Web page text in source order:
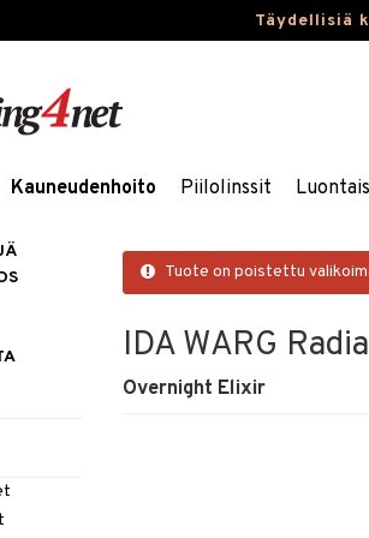
Täydellisiä
Kauneudenhoito Piilolinssit
Tuote on poistettu
IDA WARG
Overnight Elixir